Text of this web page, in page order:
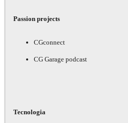
Passion projects
CGconnect
CG Garage podcast
Tecnologia